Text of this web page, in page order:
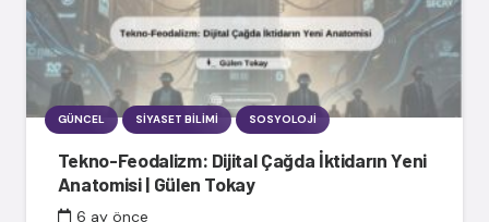
GÜNCEL SIYASET BILIMI SOSYOLOJI
Tekno-Feodalizm: Dijital Çağda İktidarın Yeni
Anatomisi | Gülen Tokay
6 ay önce